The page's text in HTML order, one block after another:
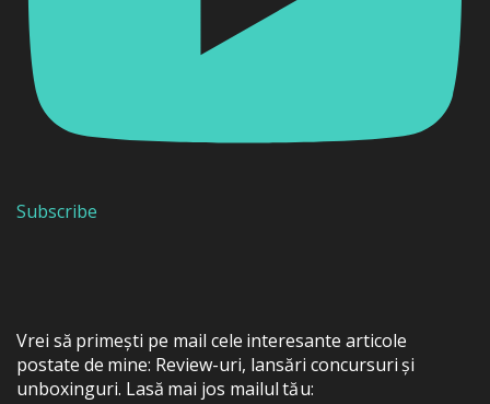
Subscribe
Vrei să primești pe mail cele interesante articole
postate de mine: Review-uri, lansări concursuri și
unboxinguri. Lasă mai jos mailul tău: